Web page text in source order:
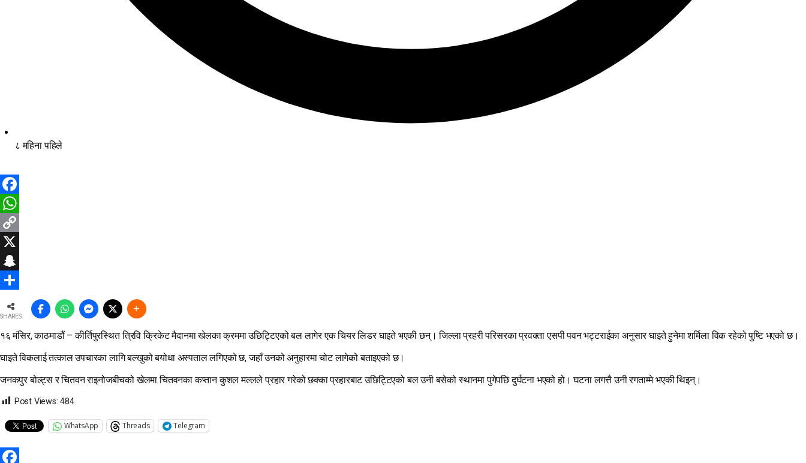
८ महिना पहिले
Facebook
WhatsApp
Copy
Link
X
Snapchat
SHARES
१६ मंसिर, काठमाडौं – कीर्तिपुरस्थित त्रिवि क्रिकेट मैदानमा खेलका क्रममा उछिट्टिएको बल लागेर एक चियर लिडर घाइते भएकी छन्। जिल्ला प्रहरी परिसरका प्रवक्ता एसपी पवन भट्टराईका अनुसार घाइते हुनेमा शर्मिला विक रहेको पुष्टि भएको छ।
घाइते विकलाई तत्काल उपचारका लागि बल्खुको बयोधा अस्पताल लगिएको छ, जहाँ उनको अनुहारमा चोट लागेको बताइएको छ।
जनकपुर बोल्ट्स र चितवन राइनोजबीचको खेलमा चितवनका कप्तान कुशल मल्लले प्रहार गरेको छक्का प्रहारबाट उछिट्टिएको बल उनी बसेको स्थानमा पुगेपछि दुर्घटना भएको हो। घटना लगत्तै उनी रगताम्मे भएकी थिइन्।
Post Views: 484
WhatsApp Threads Telegram